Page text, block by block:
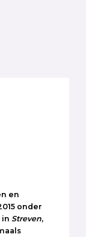
en
onder
in Streven,